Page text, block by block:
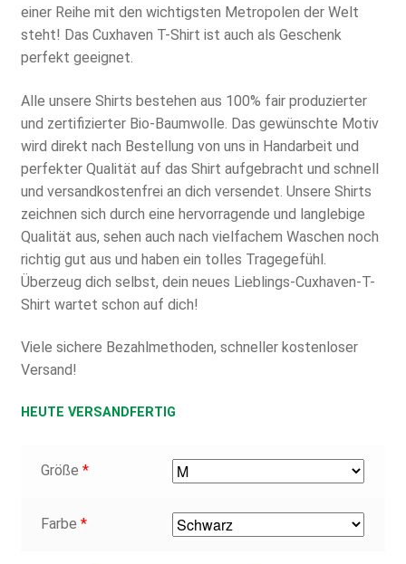
einer Reihe mit den wichtigsten Metropolen der Welt
steht! Das Cuxhaven T-Shirt ist auch als Geschenk
perfekt geeignet.
Alle unsere Shirts bestehen aus 100% fair produzierter
und zertifizierter Bio-Baumwolle. Das gewünschte Motiv
wird direkt nach Bestellung von uns in Handarbeit und
perfekter Qualität auf das Shirt aufgebracht und schnell
und versandkostenfrei an dich versendet. Unsere Shirts
zeichnen sich durch eine hervorragende und langlebige
Qualität aus, sehen auch nach vielfachem Waschen noch
richtig gut aus und haben ein tolles Tragegefühl.
Überzeug dich selbst, dein neues Lieblings-Cuxhaven-T-
Shirt wartet schon auf dich!
Viele sichere Bezahlmethoden, schneller kostenloser
Versand!
HEUTE VERSANDFERTIG
Größe *
Farbe *